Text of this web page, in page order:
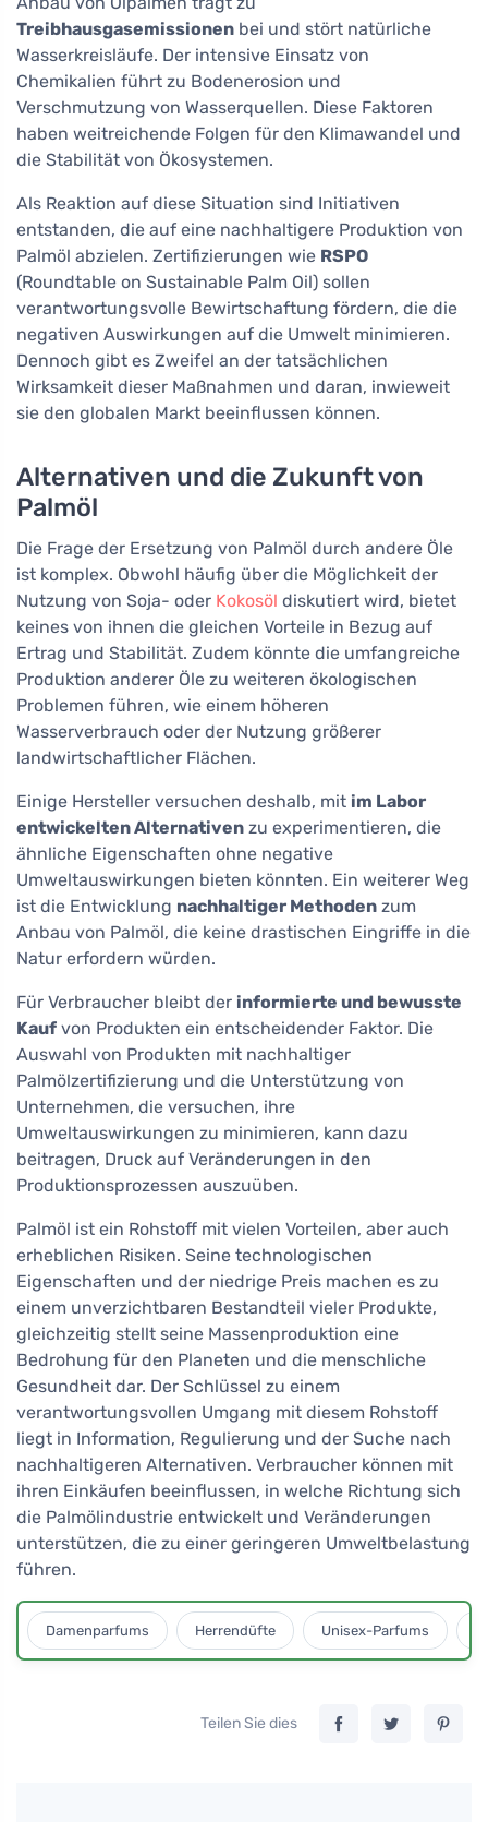
Treibhausgasemissionen bei und stört natürliche
Wasserkreisläufe. Der intensive Einsatz von
Chemikalien führt zu Bodenerosion und
Verschmutzung von Wasserquellen. Diese Faktoren
haben weitreichende Folgen für den Klimawandel und
die Stabilität von Ökosystemen.
Als Reaktion auf diese Situation sind Initiativen
entstanden, die auf eine nachhaltigere Produktion von
Palmöl abzielen. Zertifizierungen wie RSPO
(Roundtable on Sustainable Palm Oil) sollen
verantwortungsvolle Bewirtschaftung fördern, die die
negativen Auswirkungen auf die Umwelt minimieren.
Dennoch gibt es Zweifel an der tatsächlichen
Wirksamkeit dieser Maßnahmen und daran, inwieweit
sie den globalen Markt beeinflussen können.
Alternativen und die Zukunft von
Palmöl
Die Frage der Ersetzung von Palmöl durch andere Öle
ist komplex. Obwohl häufig über die Möglichkeit der
Nutzung von Soja- oder Kokosöl diskutiert wird, bietet
keines von ihnen die gleichen Vorteile in Bezug auf
Ertrag und Stabilität. Zudem könnte die umfangreiche
Produktion anderer Öle zu weiteren ökologischen
Problemen führen, wie einem höheren
Wasserverbrauch oder der Nutzung größerer
landwirtschaftlicher Flächen.
Einige Hersteller versuchen deshalb, mit im Labor
entwickelten Alternativen zu experimentieren, die
ähnliche Eigenschaften ohne negative
Umweltauswirkungen bieten könnten. Ein weiterer Weg
ist die Entwicklung nachhaltiger Methoden zum
Anbau von Palmöl, die keine drastischen Eingriffe in die
Natur erfordern würden.
Für Verbraucher bleibt der informierte und bewusste
Kauf von Produkten ein entscheidender Faktor. Die
Auswahl von Produkten mit nachhaltiger
Palmölzertifizierung und die Unterstützung von
Unternehmen, die versuchen, ihre
Umweltauswirkungen zu minimieren, kann dazu
beitragen, Druck auf Veränderungen in den
Produktionsprozessen auszuüben.
Palmöl ist ein Rohstoff mit vielen Vorteilen, aber auch
erheblichen Risiken. Seine technologischen
Eigenschaften und der niedrige Preis machen es zu
einem unverzichtbaren Bestandteil vieler Produkte,
gleichzeitig stellt seine Massenproduktion eine
Bedrohung für den Planeten und die menschliche
Gesundheit dar. Der Schlüssel zu einem
verantwortungsvollen Umgang mit diesem Rohstoff
liegt in Information, Regulierung und der Suche nach
nachhaltigeren Alternativen. Verbraucher können mit
ihren Einkäufen beeinflussen, in welche Richtung sich
die Palmölindustrie entwickelt und Veränderungen
unterstützen, die zu einer geringeren Umweltbelastung
führen.
Damenparfums Herrendüfte Unisex-Parfums
Teilen Sie dies